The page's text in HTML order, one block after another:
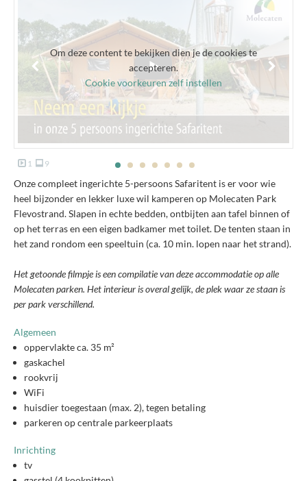
Om deze content te bekijken dien je de cookies te
accepteren.
Cookie voorkeuren zelf instellen
1 9
Onze compleet ingerichte 5-persoons Safaritent is er voor wie
heel bijzonder en lekker luxe wil kamperen op Molecaten Park
Flevostrand. Slapen in echte bedden, ontbijten aan tafel binnen of
op het terras en een eigen badkamer met toilet. De tenten staan in
het zand rondom een speeltuin (ca. 10 min. lopen naar het strand).
Het getoonde filmpje is een compilatie van deze accommodatie op alle
Molecaten parken. Het interieur is overal gelijk, de plek waar ze staan is
per park verschillend.
Algemeen
oppervlakte ca. 35 m²
gaskachel
rookvrij
WiFi
huisdier toegestaan (max. 2), tegen betaling
parkeren op centrale parkeerplaats
Inrichting
tv